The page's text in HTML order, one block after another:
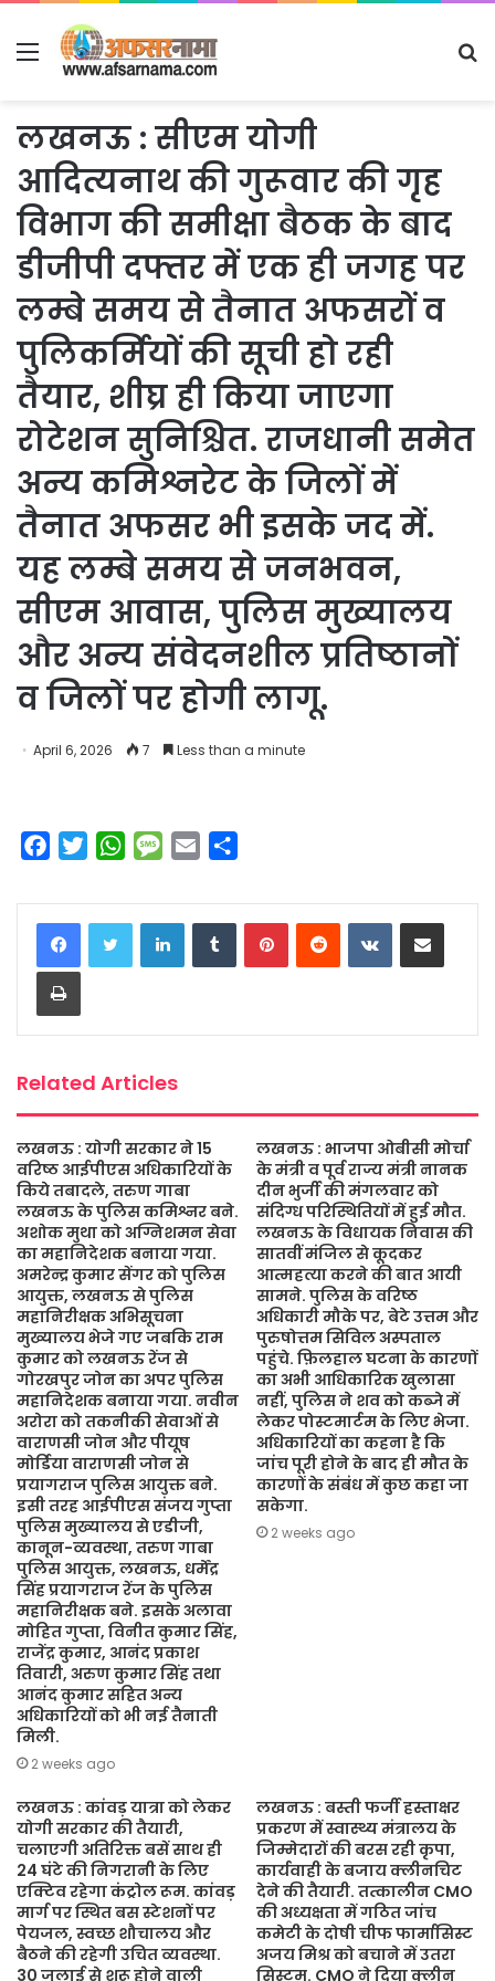
Menu
लखनऊ : सीएम योगी
आदित्यनाथ की गुरूवार की गृह
विभाग की समीक्षा बैठक के बाद
डीजीपी दफ्तर में एक ही जगह पर
लम्बे समय से तैनात अफसरों व
पुलिकर्मियों की सूची हो रही
तैयार, शीघ्र ही किया जाएगा
रोटेशन सुनिश्चित. राजधानी समेत
अन्य कमिश्नरेट के जिलों में
तैनात अफसर भी इसके जद में.
यह लम्बे समय से जनभवन,
सीएम आवास, पुलिस मुख्यालय
और अन्य संवेदनशील प्रतिष्ठानों
व जिलों पर होगी लागू.
April 6, 2026 7 Less than a minute
c
e
b
o
o
i
t
t
W
a
t
s
M
s
s
a
a
i
a
r
e
LinkedInTumblrPinterestReddit VKontakteShare via Email
Print
Related Articles
लखनऊ : योगी सरकार ने 15
वरिष्ठ आईपीएस अधिकारियों के
किये तबादले, तरुण गाबा
लखनऊ के पुलिस कमिश्नर बने.
अशोक मुथा को अग्निशमन सेवा
का महानिदेशक बनाया गया.
अमरेन्द्र कुमार सेंगर को पुलिस
आयुक्त, लखनऊ से पुलिस
महानिरीक्षक अभिसूचना
मुख्यालय भेजे गए जबकि राम
कुमार को लखनऊ रेंज से
गोरखपुर जोन का अपर पुलिस
महानिदेशक बनाया गया. नवीन
अरोरा को तकनीकी सेवाओं से
वाराणसी जोन और पीयूष
मोर्डिया वाराणसी जोन से
प्रयागराज पुलिस आयुक्त बने.
इसी तरह आईपीएस संजय गुप्ता
पुलिस मुख्यालय से एडीजी,
कानून-व्यवस्था, तरुण गाबा
पुलिस आयुक्त, लखनऊ, धर्मेंद्र
सिंह प्रयागराज रेंज के पुलिस
महानिरीक्षक बने. इसके अलावा
मोहित गुप्ता, विनीत कुमार सिंह,
राजेंद्र कुमार, आनंद प्रकाश
तिवारी, अरुण कुमार सिंह तथा
आनंद कुमार सहित अन्य
अधिकारियों को भी नई तैनाती
मिली.
2 weeks ago
लखनऊ : भाजपा ओबीसी मोर्चा
के मंत्री व पूर्व राज्य मंत्री नानक
दीन भुर्जी की मंगलवार को
संदिग्ध परिस्थितियों में हुई मौत.
लखनऊ के विधायक निवास की
सातवीं मंजिल से कूदकर
आत्महत्या करने की बात आयी
सामने. पुलिस के वरिष्ठ
अधिकारी मौके पर, बेटे उत्तम और
पुरुषोत्तम सिविल अस्पताल
पहुंचे. फ़िलहाल घटना के कारणों
का अभी आधिकारिक खुलासा
नहीं, पुलिस ने शव को कब्जे में
लेकर पोस्टमार्टम के लिए भेजा.
अधिकारियों का कहना है कि
जांच पूरी होने के बाद ही मौत के
कारणों के संबंध में कुछ कहा जा
सकेगा.
2 weeks ago
लखनऊ : कांवड़ यात्रा को लेकर
योगी सरकार की तैयारी,
चलाएगी अतिरिक्त बसें साथ ही
24 घंटे की निगरानी के लिए
एक्टिव रहेगा कंट्रोल रूम. कांवड़
मार्ग पर स्थित बस स्टेशनों पर
पेयजल, स्वच्छ शौचालय और
बैठने की रहेगी उचित व्यवस्था.
30 जुलाई से शुरू होने वाली
लखनऊ : बस्ती फर्जी हस्ताक्षर
प्रकरण में स्वास्थ्य मंत्रालय के
जिम्मेदारों की बरस रही कृपा,
कार्यवाही के बजाय क्लीनचिट
देने की तैयारी. तत्कालीन CMO
की अध्यक्षता में गठित जांच
कमेटी के दोषी चीफ फार्मासिस्ट
अजय मिश्र को बचाने में उतरा
सिस्टम. CMO ने दिया क्लीन